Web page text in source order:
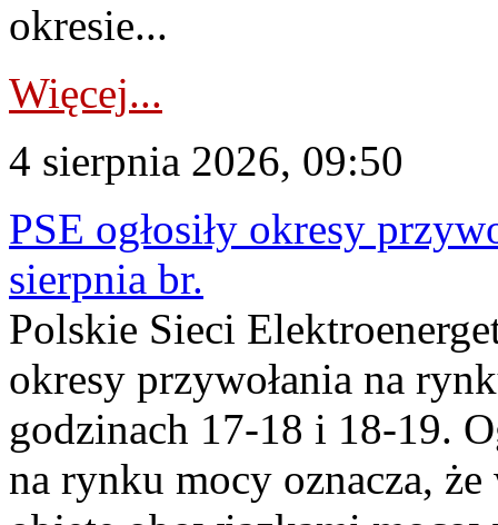
okresie...
Więcej...
4 sierpnia 2026, 09:50
PSE ogłosiły okresy
sierpnia br.
Polskie Sieci
okresy przywołania na
godzinach 17-18 i 18-19.
na rynku mocy oznacza,